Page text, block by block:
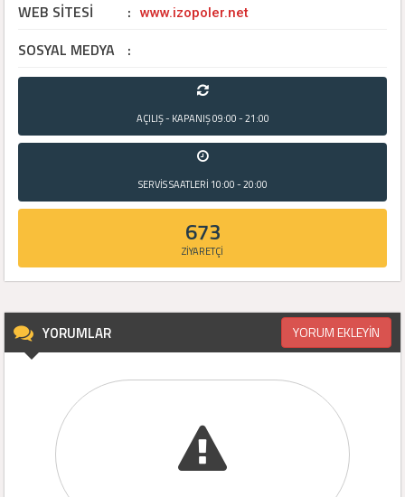
WEB SİTESİ : www.izopoler.net
SOSYAL MEDYA :
AÇILIŞ - KAPANIŞ09:00 - 21:00
SERVİS SAATLERİ 10:00 - 20:00
673
ZİYARETÇİ
YORUMLAR YORUM EKLEYİN